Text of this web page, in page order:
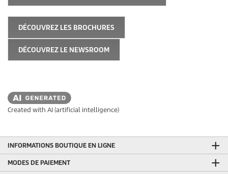
DÉCOUVREZ LES BROCHURES
DÉCOUVREZ LE NEWSROOM
Created with AI (artificial intelligence)
INFORMATIONS BOUTIQUE EN LIGNE
MODES DE PAIEMENT